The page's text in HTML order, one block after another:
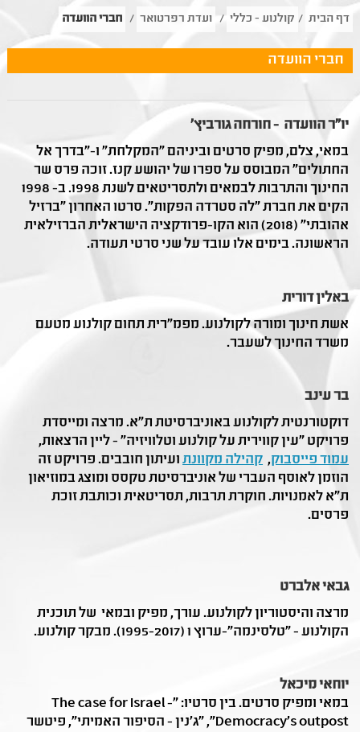
דף הבית / קולנוע - כללי / ועדת רפרטואר / חברי הוועדה
חברי הוועדה
יו"ר הוועדה - חורחה גורביץ'
במאי, צלם, מפיק סרטים וביניהם "המקלחת" ו-"בדרך אל
החתולים" המבוסס על ספרו של יהושע קנז. זוכה פרס שר
החינוך והתרבות לבמאים ולתסריטאים לשנת 1998. ב- 1998
הקים את חברת "לה סטרדה הפקות". סרטו האחרון "ברזיל
אהובתי" (2018) הוא הקו-פרודקציה הישראלית הברזילאית
הראשונה. בימים אלו עובד על שני סרטי תעודה.
באלין דורית
אשת חינוך ומורה לקולנוע. מפמ"רית תחום קולנוע מטעם
משרד החינוך לשעבר.
בר עינב
דוקטורנטית לקולנוע באוניברסיטת ת"א. מרצה ומייסדת
פרויקט "עין קווירית על קולנוע וטלוויזיה" - ליין הרצאות,
עמוד פייסבוק, קהילה מקוונתועיתון חובבים. פרויקט זה
הוזמן לאוסף העברי של אוניברסיטת טקסס ומוצג במוזיאון
ת"א לאמנויות. חוקרת תרבות, תסריטאית וכותבת זוכת
פרסים.
גבאי אלברט
מרצה והיסטוריון לקולנוע. עורך, מפיק ובמאי של תוכנית
הקולנוע - "טלסינמה"-ערוץ 1 (1995-2017). מבקר קולנוע.
יוחאי מיכאל
במאי ומפיק סרטים. בין סרטיו: "The case for Israel -
Democracy's outpost", "ג'נין - הסיפור האמיתי", פיטשר